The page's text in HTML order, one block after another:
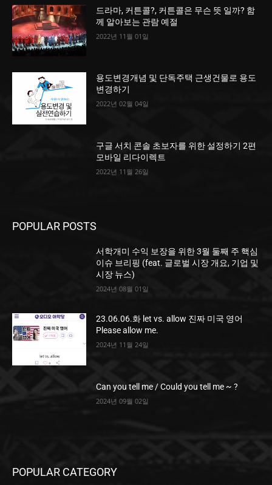
드라마, 커튼콜?, 커튼콜은 무슨 뜻 일까? 함
께 알아보는 관람 예절
2022년 11월 01일
용도변경개념 및 단독주택 근생건물로 용도
변경하기
2022년 02월 04일
구글 서치 콘솔 초보자를 위한 설정하기 2편
모바일 리다이렉트
2022년 11월 26일
POPULAR POSTS
서학개미 수익 보장을 위한 3월 둘째 주 핵심
이슈 브리핑 (feat. 글로벌 시장 개요, 기업 및
시장 뉴스)
2024년 08월 01일
23.06.06.화 let vs. allow 진짜 미국 영어
Please allow me.
2024년 11월 24일
Can you tell me / Could you tell me ~ ?
2024년 09월 02일
POPULAR CATEGORY